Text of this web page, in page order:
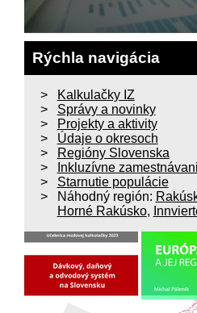
Rýchla navigácia
Kalkulačky IZ
Správy a novinky
Projekty a aktivity
Údaje o okresoch
Regióny Slovenska
Inkluzívne
Starnutie populácie
Náhodný región:
Horné Rakúsko,